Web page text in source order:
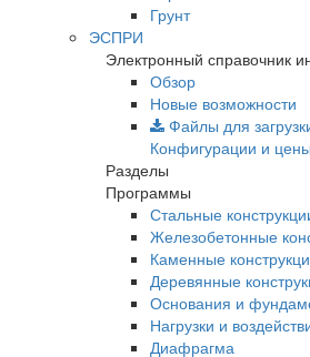
Грунт
ЭСПРИ
Электронный справочник
Обзор
Новые возможности
Файлы для
Конфигурации и цены
Разделы
Программы
Стальные
Железобетонные
Каменные
Деревянные
Основания и
Нагрузки и
Диафрагма